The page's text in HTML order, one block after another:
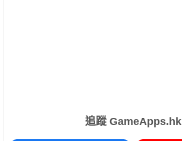
追蹤 GameApps.hk